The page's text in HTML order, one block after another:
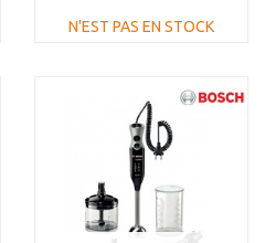
N'EST PAS EN STOCK
Au comparatif